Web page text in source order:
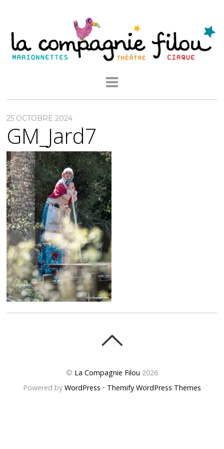
25 OCTOBRE 2024
GM_Jard7
© La Compagnie Filou 2026
Powered by WordPress • Themify WordPress Themes